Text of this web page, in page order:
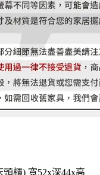
頭櫃) 寬52x深44x高